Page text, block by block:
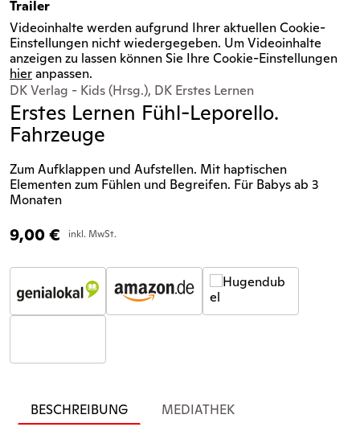
Trailer
Videoinhalte werden aufgrund Ihrer aktuellen Cookie-
Einstellungen nicht wiedergegeben. Um Videoinhalte
anzeigen zu lassen können Sie Ihre Cookie-Einstellungen
hieranpassen.
DK Verlag - Kids (Hrsg.), DK Erstes Lernen
Erstes Lernen Fühl-Leporello.
Fahrzeuge
Zum Aufklappen und Aufstellen. Mit haptischen
Elementen zum Fühlen und Begreifen. Für Babys ab 3
Monaten
9,00€ inkl. MwSt.
BESCHREIBUNG MEDIATHEK